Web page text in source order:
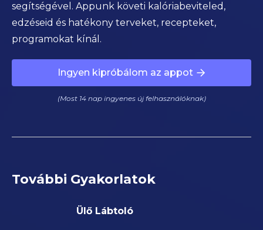
segítségével. Appunk követi kalóriabeviteled,
edzéseid és hatékony terveket, recepteket,
programokat kínál.
Ingyen kipróbálom az appot
(Most 14 nap ingyenes új felhasználóknak)
További Gyakorlatok
Ülő Lábtoló